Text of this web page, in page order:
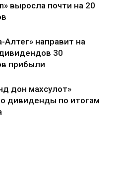
выросла почти на 20
Алтег» направит на
30
прибыли
дон махсулот»
дивиденды по итогам